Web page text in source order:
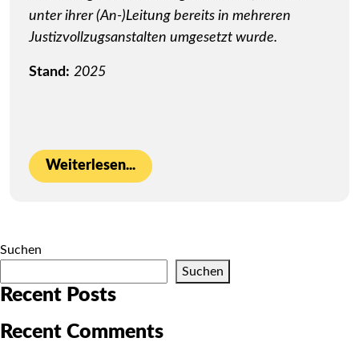
unter ihrer (An-)Leitung bereits in mehreren
Justizvollzugsanstalten umgesetzt wurde.
Stand: 2025
Weiterlesen...
Suchen
Suchen
Recent Posts
Recent Comments